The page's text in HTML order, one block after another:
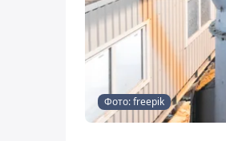
Фото: freepik